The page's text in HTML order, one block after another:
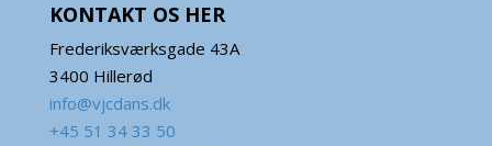
KONTAKT OS HER
Frederiksværksgade 43A
3400 Hillerød
info@vjcdans.dk
+45 51 34 33 50